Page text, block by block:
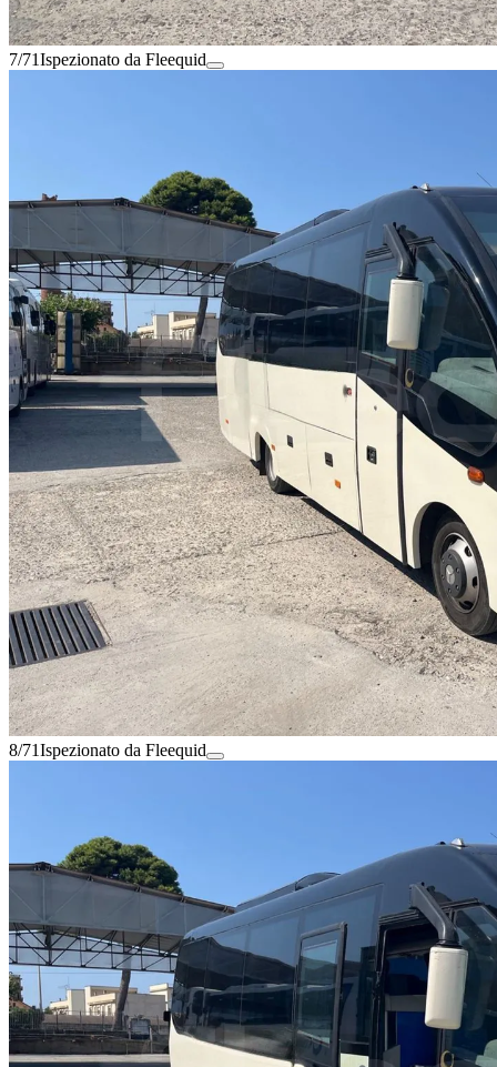
7/71Ispezionato da Fleequid
8/71Ispezionato da Fleequid